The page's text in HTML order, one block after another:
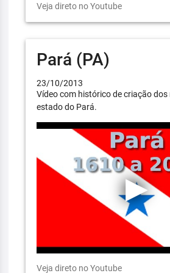
Veja direto no Youtube
Pará (PA)
23/10/2013
Vídeo com histórico de criação
estado do Pará.
Veja direto no Youtube